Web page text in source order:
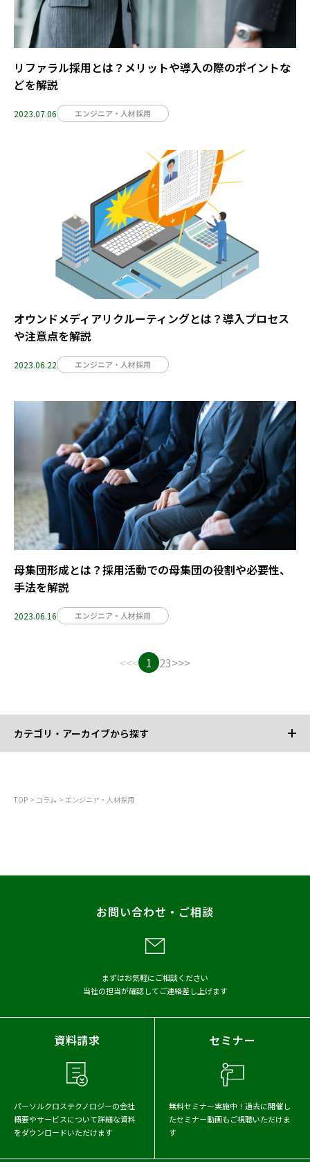
カテゴリ・アーカイブから探す
エンジニア・人材採用
2026年 2025年
2024年
リファラル採用とは？メリットや導入の際のポイントな
どを解説
2023.07.06 エンジニア・人材採用
オウンドメディアリクルーティングとは？導入プロセス
や注意点を解説
2023.06.22 エンジニア・人材採用
母集団形成とは？採用活動での母集団の役割や必要性、
手法を解説
2023.06.16 エンジニア・人材採用
<<< 1 23>>>
TOP コラム エンジニア・人材採用
お問い合わせ・ご相談
まずはお気軽にご相談ください
当社の担当が確認してご連絡差し上げます
資料請求
パーソルクロステクノロジーの会社
概要やサービスについて詳細な資料
をダウンロードいただけます
セミナー
無料セミナー実施中！ 過去に開催し
たセミナー動画もご視聴いただけま
す